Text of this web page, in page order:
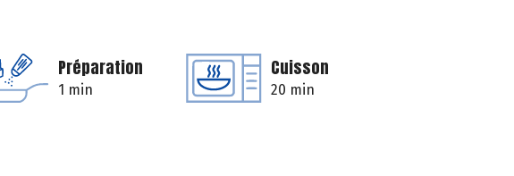
Préparation
1 min
Cuisson
20 min